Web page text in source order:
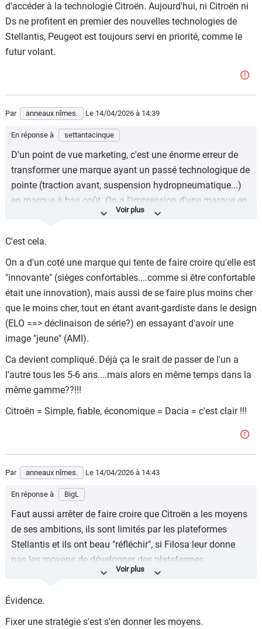
d'accéder à la technologie Citroën. Aujourd'hui, ni Citroën ni
Ds ne profitent en premier des nouvelles technologies de
Stellantis, Peugeot est toujours servi en priorité, comme le
futur volant.
Par anneaux nîmes. Le 14/04/2026 à 14:39
En réponse à settantacinque
D'un point de vue marketing, c'est une énorme erreur de
transformer une marque ayant un passé technologique de
pointe (traction avant, suspension hydropneumatique...)
en marque à bas coût. On a l'impression d'une marque en
perte de vitesse. Renault et VW ont eu raison de donner
l'Ouest Dacia et Skoda ce créneau (qu'ils quittent petit à
petit). Le taux de fidélité de 40%, outre les pb de fiabilité
de tout le groupe, viennent de là. La marque ayant "perdu
de la valeur", ils préfèrent aller voir ailleurs. Je me
souviens que les CX et Xm étaient par exemple vendu très
cher. Avec la création ratée de Ds, c'est un ratage à tout
les niveaux...
C'est cela.
On a d'un coté une marque qui tente de faire croire qu'elle est
"innovante" (sièges confortables....comme si être confortable
était une innovation), mais aussi de se faire plus moins cher
que le moins cher, tout en étant avant-gardiste dans le design
(ELO ==> déclinaison de série?) en essayant d'avoir une
image "jeune" (AMI).
Ca devient compliqué. Déjà ça le srait de passer de l'un a
l'autre tous les 5-6 ans....mais alors en même temps dans la
même gamme??!!!
Citroën = Simple, fiable, économique = Dacia = c'est clair !!!
Par anneaux nîmes. Le 14/04/2026 à 14:43
En réponse à BigL
Faut aussi arrêter de faire croire que Citroën a les moyens
de ses ambitions, ils sont limités par les plateformes
Stellantis et ils ont beau "réfléchir", si Filosa leur donne
pas les moyens de développer des plateformes
spécifiques (ou d'adapter des existantes), leurs projets de
Évidence.
Fixer une stratégie s'est s'en donner les moyens.